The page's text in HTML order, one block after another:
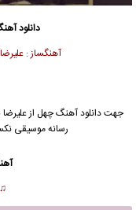
دانلود
آهنگساز :
رسانه موسیقی